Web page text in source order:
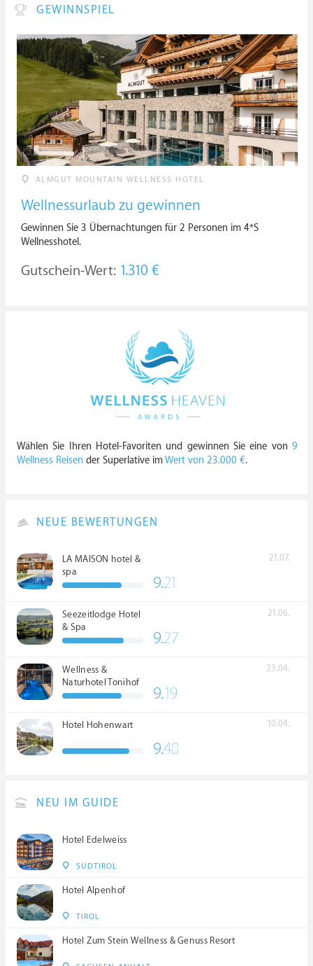
GEWINNSPIEL
ALMGUT MOUNTAIN WELLNESS HOTEL
Wellnessurlaub zu gewinnen
Gewinnen Sie 3 Übernachtungen für 2 Personen im 4*S
Wellnesshotel.
Gutschein-Wert: 1.310 €
Wählen Sie Ihren Hotel-Favoriten und gewinnen Sie eine von 9
Wellness Reisen der Superlative imWert von 23.000 €.
NEUE BEWERTUNGEN
LA MAISON hotel &
spa
21.07.
9.21
Seezeitlodge Hotel
& Spa
21.06.
9.27
Wellness &
Naturhotel Tonihof
****S
23.04.
9.19
Hotel Hohenwart 10.04.
9.48
NEU IM GUIDE
Hotel Edelweiss
SÜDTIROL
Hotel Alpenhof
TIROL
Hotel Zum Stein Wellness & Genuss Resort